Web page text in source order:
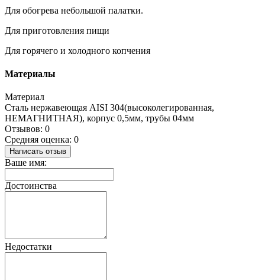
Для обогрева небольшой палатки.
Для приготовления пищи
Для горячего и холодного копчения
Материалы
Материал
Сталь нержавеющая AISI 304(высоколегированная,
НЕМАГНИТНАЯ), корпус 0,5мм, трубы 04мм
Отзывов: 0
Средняя оценка: 0
Написать отзыв
Ваше имя:
Достоинства
Недостатки